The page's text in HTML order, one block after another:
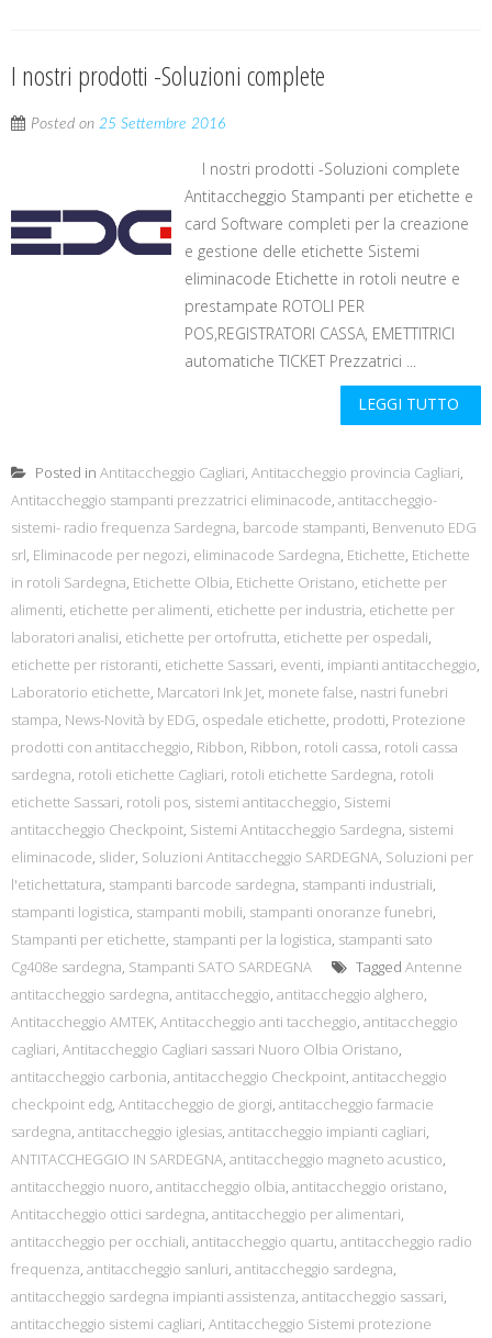
I nostri prodotti -Soluzioni complete
Posted on 25 Settembre 2016
I nostri prodotti -Soluzioni complete
Antitaccheggio Stampanti per etichette e
card Software completi per la creazione
e gestione delle etichette Sistemi
eliminacode Etichette in rotoli neutre e
prestampate ROTOLI PER
POS,REGISTRATORI CASSA, EMETTITRICI
automatiche TICKET Prezzatrici ...
LEGGI TUTTO
Posted in Antitaccheggio Cagliari, Antitaccheggio provincia Cagliari,
Antitaccheggio stampanti prezzatrici eliminacode, antitaccheggio-
sistemi- radio frequenza Sardegna, barcode stampanti, Benvenuto EDG
srl, Eliminacode per negozi, eliminacode Sardegna, Etichette, Etichette
in rotoli Sardegna, Etichette Olbia, Etichette Oristano, etichette per
alimenti, etichette per alimenti, etichette per industria, etichette per
laboratori analisi, etichette per ortofrutta, etichette per ospedali,
etichette per ristoranti, etichette Sassari, eventi, impianti antitaccheggio,
Laboratorio etichette, Marcatori Ink Jet, monete false, nastri funebri
stampa, News-Novità by EDG, ospedale etichette, prodotti, Protezione
prodotti con antitaccheggio, Ribbon, Ribbon, rotoli cassa, rotoli cassa
sardegna, rotoli etichette Cagliari, rotoli etichette Sardegna, rotoli
etichette Sassari, rotoli pos, sistemi antitaccheggio, Sistemi
antitaccheggio Checkpoint, Sistemi Antitaccheggio Sardegna, sistemi
eliminacode, slider, Soluzioni Antitaccheggio SARDEGNA, Soluzioni per
l'etichettatura, stampanti barcode sardegna, stampanti industriali,
stampanti logistica, stampanti mobili, stampanti onoranze funebri,
Stampanti per etichette, stampanti per la logistica, stampanti sato
Cg408e sardegna, Stampanti SATO SARDEGNA Tagged Antenne
antitaccheggio sardegna, antitaccheggio, antitaccheggio alghero,
Antitaccheggio AMTEK, Antitaccheggio anti taccheggio, antitaccheggio
cagliari, Antitaccheggio Cagliari sassari Nuoro Olbia Oristano,
antitaccheggio carbonia, antitaccheggio Checkpoint, antitaccheggio
checkpoint edg, Antitaccheggio de giorgi, antitaccheggio farmacie
sardegna, antitaccheggio iglesias, antitaccheggio impianti cagliari,
ANTITACCHEGGIO IN SARDEGNA, antitaccheggio magneto acustico,
antitaccheggio nuoro, antitaccheggio olbia, antitaccheggio oristano,
Antitaccheggio ottici sardegna, antitaccheggio per alimentari,
antitaccheggio per occhiali, antitaccheggio quartu, antitaccheggio radio
frequenza, antitaccheggio sanluri, antitaccheggio sardegna,
antitaccheggio sardegna impianti assistenza, antitaccheggio sassari,
antitaccheggio sistemi cagliari, Antitaccheggio Sistemi protezione